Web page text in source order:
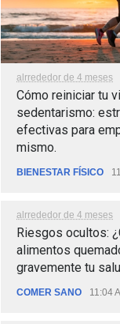
alrrededor de 4 meses
Cómo reiniciar tu
sedentarismo:
efectivas para
mismo.
BIENESTAR FÍSICO
alrrededor de 4 meses
Riesgos ocultos:
alimentos
gravemente tu
COMER SANO 11:04